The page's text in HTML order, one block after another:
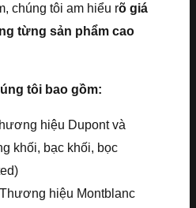
chúng tôi am hiểu rõ giá
từng sản phẩm cao
tôi bao gồm:
hiệu Dupont và
khối, bạc khối, bọc
hiệu Montblanc